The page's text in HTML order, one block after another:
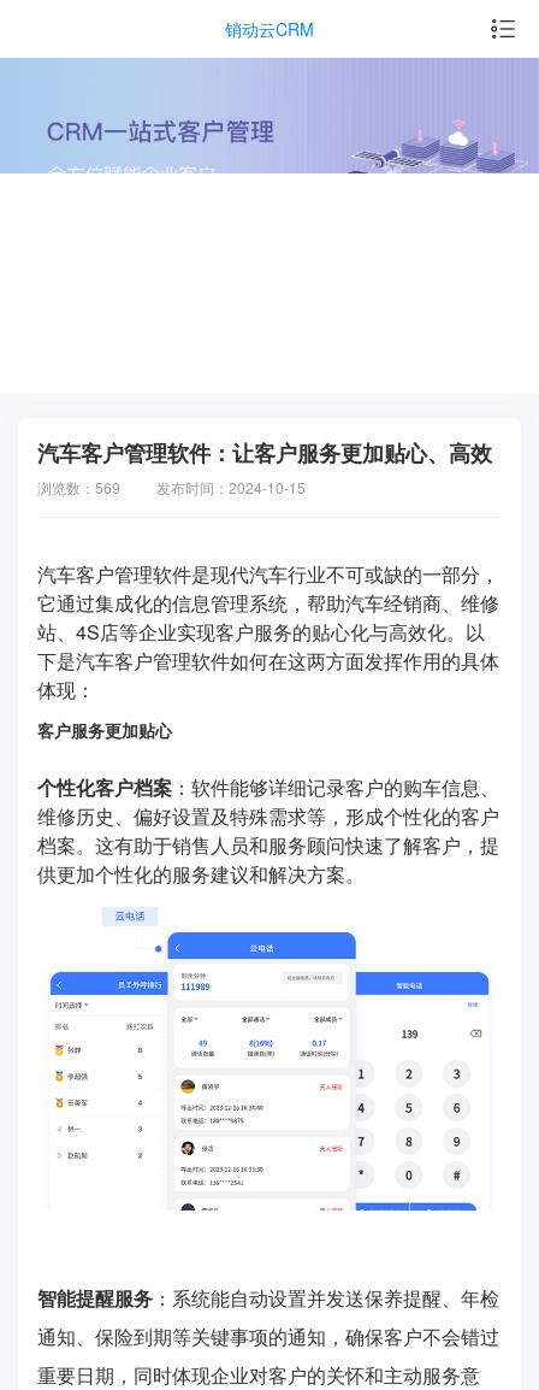
销动云CRM
汽车客户管理软件：让客户服务更加贴心、高效
浏览数：569 发布时间：2024-10-15
汽车客户管理软件是现代汽车行业不可或缺的一部分，
它通过集成化的信息管理系统，帮助汽车经销商、维修
站、4S店等企业实现客户服务的贴心化与高效化。以
下是汽车客户管理软件如何在这两方面发挥作用的具体
体现：
客户服务更加贴心
个性化客户档案 ：软件能够详细记录客户的购车信息、
维修历史、偏好设置及特殊需求等，形成个性化的客户
档案。这有助于销售人员和服务顾问快速了解客户，提
供更加个性化的服务建议和解决方案。
智能提醒服务 ：系统能自动设置并发送保养提醒、年检
通知、保险到期等关键事项的通知，确保客户不会错过
重要日期，同时体现企业对客户的关怀和主动服务意